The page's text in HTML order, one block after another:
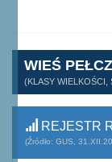
WIEŚ
(KLASY WIELKOŚCI,
REJESTR
(Źródło: GUS,